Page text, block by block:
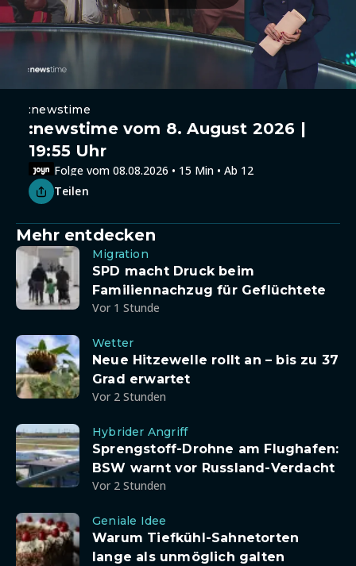
:newstime
:newstime vom 8. August 2026 |
19:55 Uhr
Folge vom 08.08.2026 • 15 Min • Ab 12
Teilen
Mehr entdecken
Migration
SPD macht Druck beim
Familiennachzug für Geflüchtete
Vor 1 Stunde
Wetter
Neue Hitzewelle rollt an – bis zu 37
Grad erwartet
Vor 2 Stunden
Hybrider Angriff
Sprengstoff-Drohne am Flughafen:
BSW warnt vor Russland-Verdacht
Vor 2 Stunden
Geniale Idee
Warum Tiefkühl-Sahnetorten
lange als unmöglich galten